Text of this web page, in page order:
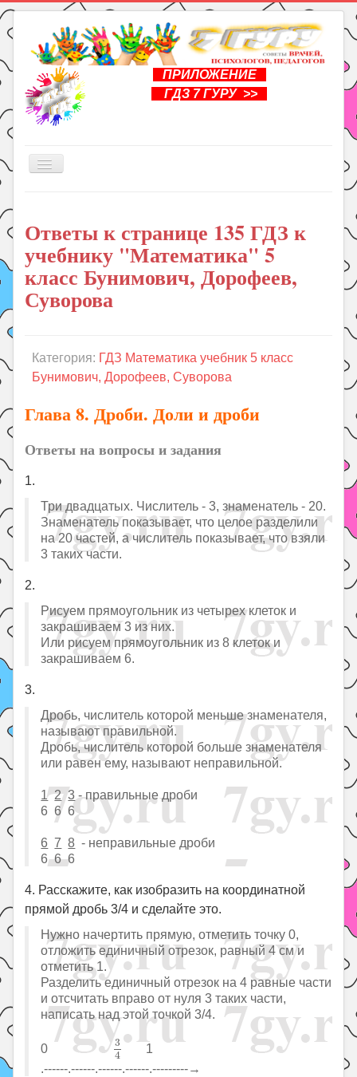
ПРИЛОЖЕНИЕ
ГДЗ 7 ГУРУ >>
Включить/
Книги
Рукоделие
Подготовка к школе
Уроки
Праздники
Летом!
Поиск
Ответы к странице 135 ГДЗ к
учебнику "Математика" 5
класс Бунимович, Дорофеев,
Суворова
Категория: ГДЗ Математика учебник 5 класс
Бунимович, Дорофеев, Суворова
Глава 8. Дроби. Доли и дроби
Ответы на вопросы и задания
1.
Три двадцатых. Числитель - 3, знаменатель - 20.
Знаменатель показывает, что целое разделили
на 20 частей, а числитель показывает, что взяли
3 таких части.
2.
Рисуем прямоугольник из четырех клеток и
закрашиваем 3 из них.
Или рисуем прямоугольник из 8 клеток и
закрашиваем 6.
3.
Дробь, числитель которой меньше знаменателя,
называют правильной.
Дробь, числитель которой больше знаменателя
или равен ему, называют неправильной.
1 2 3 - правильные дроби
6 6 6
6 7 8 - неправильные дроби
6 6 6
4. Расскажите, как изобразить на координатной
прямой дробь 3/4 и сделайте это.
Нужно начертить прямую, отметить точку 0,
отложить единичный отрезок, равный 4 см и
отметить 1.
Разделить единичный отрезок на 4 равные части
и отсчитать вправо от нуля 3 таких части,
написать над этой точкой 3/4.
0 3
4
3 4
1
.------.------.------.------.---------→